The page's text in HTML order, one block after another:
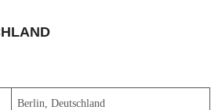
Berlin, Deutschland